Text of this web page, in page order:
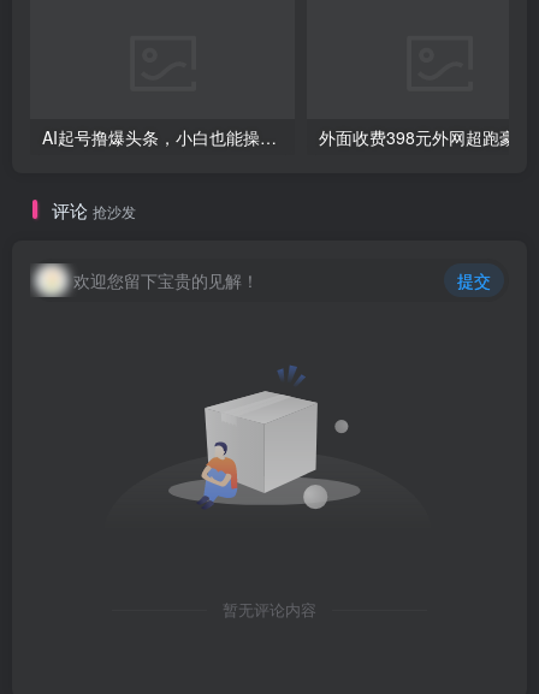
AI起号撸爆头条，小白也能操作，日入2000+
评论 抢沙发
欢迎您留下宝贵的见解！ 提交
暂无评论内容